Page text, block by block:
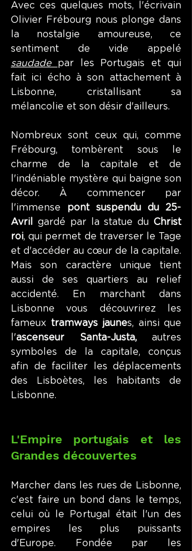
Avec ces quelques mots, l'écrivain
Olivier Frébourg nous plonge dans
la nostalgie amoureuse, ce
saudade
par les Portugais et qui
fait ici écho à son attachement à
Lisbonne, cristallisant sa
mélancolie et son désir d'ailleurs.
Nombreux sont ceux qui, comme
Frébourg, tombèrent sous le
charme de la capitale et de
l'indéniable mystère qui baigne son
décor. À commencer par
l'immense pont suspendu du 25-
Avril gardé par la statue du Christ
roi, qui permet de traverser le Tage
et d'accéder au cœur de la capitale.
Mais son caractère unique tient
aussi de ses quartiers au relief
accidenté. En marchant dans
Lisbonne vous découvrirez les
fameux tramways jaunes, ainsi que
l'ascenseur Santa-Justa, autres
symboles de la capitale, conçus
afin de faciliter les déplacements
des Lisboètes, les habitants de
Lisbonne.
L'Empire portugais et les
Grandes découvertes
Marcher dans les rues de Lisbonne,
c'est faire un bond dans le temps,
celui où le Portugal était l'un des
empires les plus puissants
d'Europe. Fondée par les